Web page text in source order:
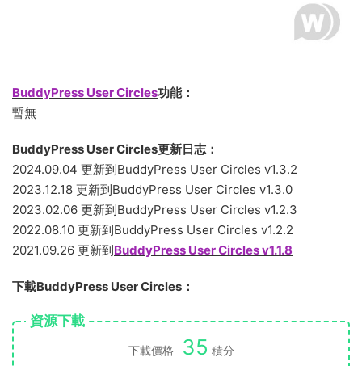
BuddyPress User Circles功能：
暫無
BuddyPress User Circles更新日志：
2024.09.04 更新到BuddyPress User Circles v1.3.2
2023.12.18 更新到BuddyPress User Circles v1.3.0
2023.02.06 更新到BuddyPress User Circles v1.2.3
2022.08.10 更新到BuddyPress User Circles v1.2.2
2021.09.26 更新到BuddyPress User Circles v1.1.8
下載BuddyPress User Circles：
資源下載
下載價格 35 積分